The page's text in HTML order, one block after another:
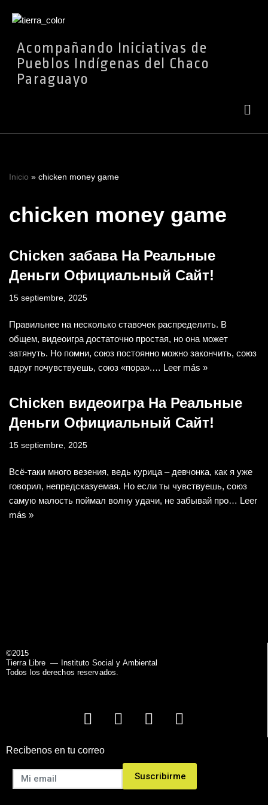
contenido
Acompañando Iniciativas de
Pueblos Indígenas del Chaco
Paraguayo
Inicio » chicken money game
chicken money game
Chicken забава На Реальные
Деньги Официальный Сайт!
15 septiembre, 2025
Правильнее на несколько ставочек распределить. В
общем, видеоигра достаточно простая, но она может
затянуть. Но помни, союз постоянно можно закончить, союз
вдруг почувствуешь, союз «пора».… Leer más »
Chicken видеоигра На Реальные
Деньги Официальный Сайт!
15 septiembre, 2025
Всё-таки много везения, ведь курица – девчонка, как я уже
говорил, непредсказуемая. Но если ты чувствуешь, союз
самую малость поймал волну удачи, не забывай про… Leer
más »
©2015
Tierra Libre— Instituto Social y Ambiental
Todos los derechos reservados.
Recibenos en tu correo